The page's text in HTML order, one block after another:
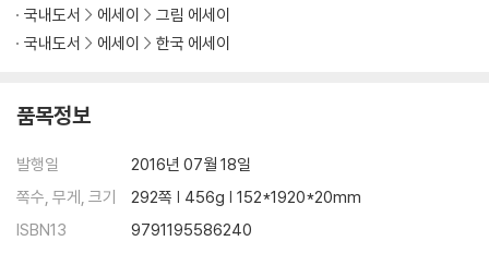
홀 / 익숙한 그늘 / 그냥 지나쳐 가렴 / 균형의 문제 / 속닥속닥 / 아임 파인,
애플
Eight. 손을 뻗으면
+ 장면 속으로 +
들어주는 것만으로 / 계절 타는 여자 / 오늘 내 표정 / 엄마 / 우아한 시간 /
비 오는 날 / 기도 / 달을 쏘다 / 기대고 싶다 / 내가 나에게 / 행복 스트레칭
Nine. Exit 출구
국내도서 에세이
그림 에세이
국내도서
에세이 한국 에세이
품목정보
발행일
2016년 07월 18일
쪽수, 무게, 크기
292쪽 | 456g | 152*1920*20mm
ISBN13
9791195586240